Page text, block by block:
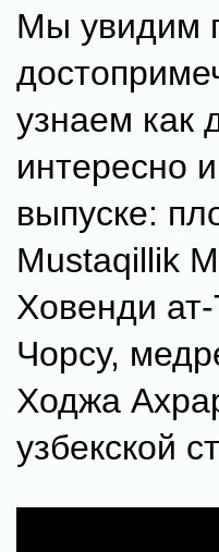
Мы увидим
узнаем как
интересно
выпуске:
Mustaqillik
Ховенди
Чорсу,
Ходжа
узбекской